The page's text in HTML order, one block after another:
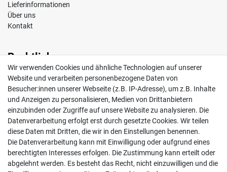
Lieferinformationen
Über uns
Kontakt
Rechtliches
Impressum
AGB
Widerrufsrecht
Datenschutz
Vertrag widerrufen
Mein Konto
Wir verwenden Cookies und ähnliche Technologien auf unserer
Website und verarbeiten personenbezogene Daten von
Besucher:innen unserer Webseite (z.B. IP-Adresse), um z.B. Inhalte
und Anzeigen zu personalisieren, Medien von Drittanbietern
einzubinden oder Zugriffe auf unsere Website zu analysieren. Die
Datenverarbeitung erfolgt erst durch gesetzte Cookies. Wir teilen
diese Daten mit Dritten, die wir in den Einstellungen benennen.
Die Datenverarbeitung kann mit Einwilligung oder aufgrund eines
berechtigten Interesses erfolgen. Die Zustimmung kann erteilt oder
abgelehnt werden. Es besteht das Recht, nicht einzuwilligen und die